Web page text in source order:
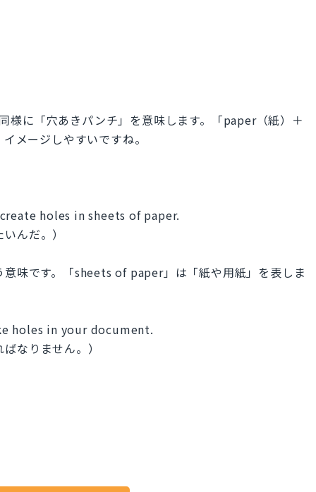
に「穴あきパンチ」を意味します。「paper（紙）＋
メージしやすいですね。
holes in sheets of paper.
んだ。）
味です。「sheets of paper」は「紙や用紙」を表しま
holes in your document.
なりません。）